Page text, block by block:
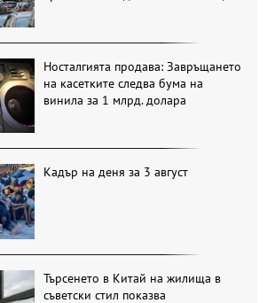
Носталгията продава: Завръщането
на касетките следва бума на
винила за 1 млрд. долара
Кадър на деня за 3 август
Търсенето в Китай на жилища в
съветски стил показва